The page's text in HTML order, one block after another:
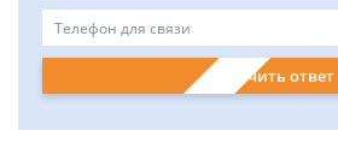
Получить ответ